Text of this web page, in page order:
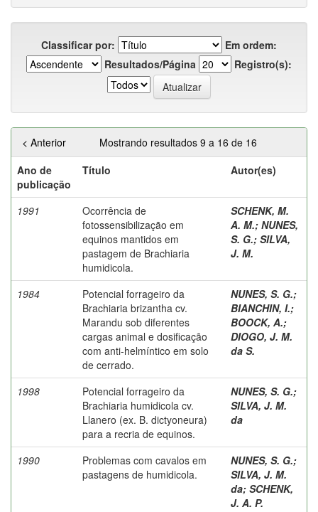
Classificar por:
Em ordem:
Resultados/Página
Registro(s):
Mostrando resultados 9 a 16 de 16
< Anterior
Ano de
publicação
Título Autor(es)
1991
Ocorrência de
fotossensibilização em
equinos mantidos em
pastagem de Brachiaria
humidicola.
SCHENK, M.
A. M.; NUNES,
S. G.; SILVA,
J. M.
1984
Potencial forrageiro da
Brachiaria brizantha cv.
Marandu sob diferentes
cargas animal e dosificação
com anti-helmíntico em solo
de cerrado.
NUNES, S. G.;
BIANCHIN, I.;
BOOCK, A.;
DIOGO, J. M.
da S.
1998
Potencial forrageiro da
Brachiaria humidicola cv.
Llanero (ex. B. dictyoneura)
para a recria de equinos.
NUNES, S. G.;
SILVA, J. M.
da
1990
Problemas com cavalos em
pastagens de humidicola.
NUNES, S. G.;
SILVA, J. M.
da; SCHENK,
J. A. P.